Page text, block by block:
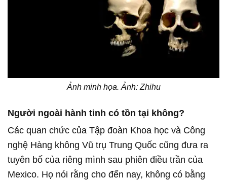
Ảnh minh họa. Ảnh: Zhihu
Người ngoài hành tinh có tồn tại không?
Các quan chức của Tập đoàn Khoa học và Công
nghệ Hàng không Vũ trụ Trung Quốc cũng đưa ra
tuyên bố của riêng mình sau phiên điều trần của
Mexico. Họ nói rằng cho đến nay, không có bằng